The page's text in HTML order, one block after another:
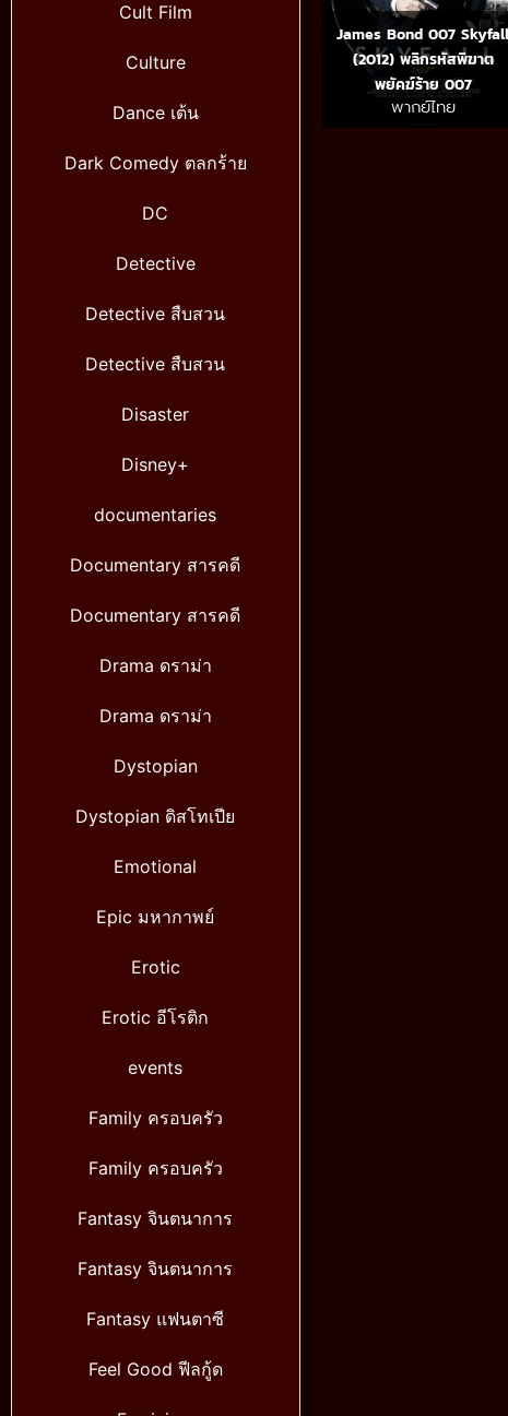
Cult Film
Culture
Dance เต้น
Dark Comedy ตลกร้าย
DC
Detective
Detective สืบสวน
Detective สืบสวน
Disaster
Disney+
documentaries
Documentary สารคดี
Documentary สารคดี
Drama ดราม่า
Drama ดราม่า
Dystopian
Dystopian ดิสโทเปีย
Emotional
Epic มหากาพย์
Erotic
Erotic อีโรติก
events
Family ครอบครัว
Family ครอบครัว
Fantasy จินตนาการ
Fantasy จินตนาการ
Fantasy แฟนตาซี
Feel Good ฟีลกู้ด
James Bond 007
(2012) พลิกรหัสพิฆาต
พยัคฆ์ร้าย 007
พากย์ไทย